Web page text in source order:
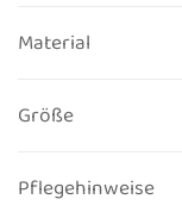
Material
Größe
Pflegehinweise